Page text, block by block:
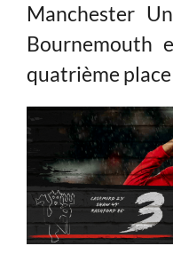
Manchester
Bournemouth
quatrième